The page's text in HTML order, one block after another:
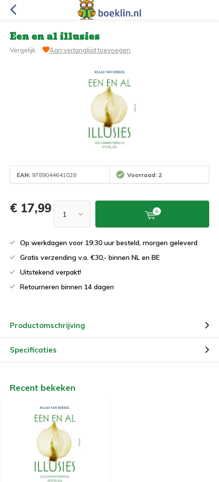
Een en al illusies
Vergelijk Aan verlanglijst toevoegen
EAN: 9789044641028 Voorraad: 2
€ 17,99
Op werkdagen voor 19:30 uur besteld, morgen geleverd
Gratis verzending v.a. €30,- binnen NL en BE
Uitstekend verpakt!
Retourneren binnen 14 dagen
Productomschrijving
Specificaties
Recent bekeken